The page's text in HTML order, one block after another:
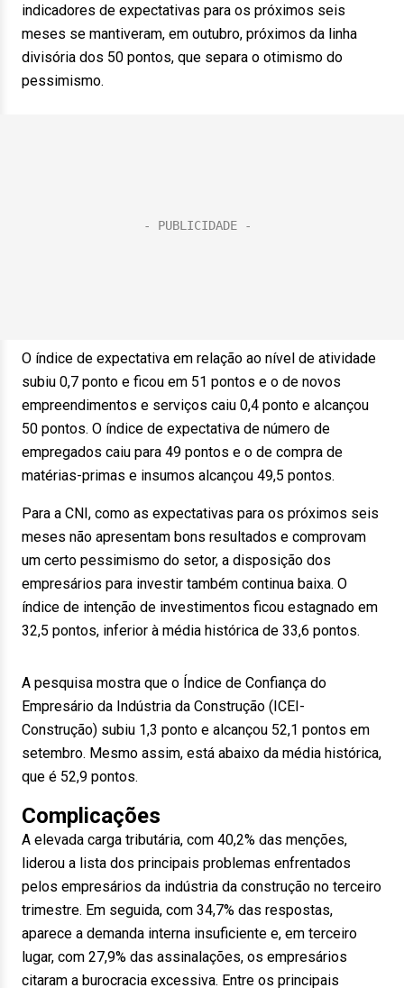
indicadores de expectativas para os próximos seis
meses se mantiveram, em outubro, próximos da linha
divisória dos 50 pontos, que separa o otimismo do
pessimismo.
O índice de expectativa em relação ao nível de atividade
subiu 0,7 ponto e ficou em 51 pontos e o de novos
empreendimentos e serviços caiu 0,4 ponto e alcançou
50 pontos. O índice de expectativa de número de
empregados caiu para 49 pontos e o de compra de
matérias-primas e insumos alcançou 49,5 pontos.
Para a CNI, como as expectativas para os próximos seis
meses não apresentam bons resultados e comprovam
um certo pessimismo do setor, a disposição dos
empresários para investir também continua baixa. O
índice de intenção de investimentos ficou estagnado em
32,5 pontos, inferior à média histórica de 33,6 pontos.
A pesquisa mostra que o Índice de Confiança do
Empresário da Indústria da Construção (ICEI-
Construção) subiu 1,3 ponto e alcançou 52,1 pontos em
setembro. Mesmo assim, está abaixo da média histórica,
que é 52,9 pontos.
Complicações
A elevada carga tributária, com 40,2% das menções,
liderou a lista dos principais problemas enfrentados
pelos empresários da indústria da construção no terceiro
trimestre. Em seguida, com 34,7% das respostas,
aparece a demanda interna insuficiente e, em terceiro
lugar, com 27,9% das assinalações, os empresários
citaram a burocracia excessiva. Entre os principais